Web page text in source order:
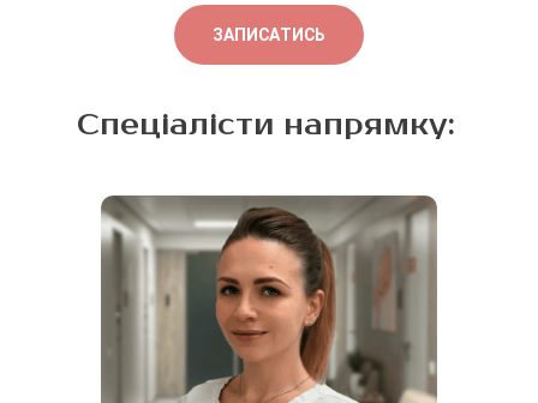
ЗАПИСАТИСЬ
Спеціалісти напрямку: